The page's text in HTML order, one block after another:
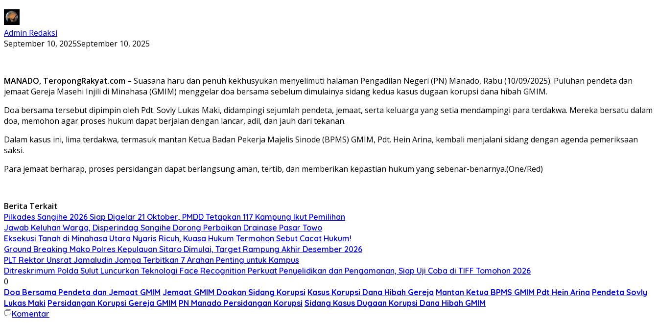
Admin Redaksi
September 10, 2025September 10, 2025
MANADO, TeropongRakyat.com – Suasana haru dan penuh kekhusyukan menyelimuti halaman Pengadilan Negeri (PN) Manado, Rabu (10/09/2025). Puluhan pendeta dan
jemaat Gereja Masehi Injili di Minahasa (GMIM) menggelar doa bersama sebelum dimulainya sidang kedua kasus dugaan korupsi dana hibah GMIM.
Doa bersama tersebut dipimpin oleh Pdt. Sovly Lukas Maki, didampingi sejumlah pendeta, jemaat, serta keluarga yang setia mendampingi para terdakwa. Mereka bersatu dalam
doa, memohon agar proses hukum dapat berjalan dengan lancar, adil, dan jauh dari tekanan.
Dalam kasus ini, lima terdakwa, termasuk mantan Ketua Badan Pekerja Majelis Sinode (BPMS) GMIM, Pdt. Hein Arina, kembali menjalani sidang dengan agenda pemeriksaan
saksi.
Para jemaat berharap, proses persidangan dapat berlangsung aman, tertib, dan memberikan kepastian hukum yang sebenar-benarnya.(One/Red)
Berita Terkait
Pilkades Sangihe 2026 Siap Digelar 21 Oktober, PMDD Tetapkan 117 Kampung Ikut Pemilihan
Jawab Keluhan Warga, Disperindag Sangihe Dorong Perbaikan Drainase Pasar Towo
Eksekusi Tanah di Minahasa Utara Nyaris Ricuh, Kuasa Hukum Termohon Sebut Cacat Hukum!
Ground Breaking Mako Polres Kepulauan Sitaro Dimulai, Target Rampung Akhir Desember 2026
​PLT Rektor Unsrat Jamaludin Jompa Terbitkan 7 Arahan Penting untuk Kampus
Ditreskrimum Polda Sulut Luncurkan Teknologi Face Recognition Perkuat Penyelidikan dan Pengamanan, Siap Uji Coba di TIFF Tomohon 2026
0
Doa Bersama Pendeta dan Jemaat GMIM Jemaat GMIM Doakan Sidang Korupsi Kasus Korupsi Dana Hibah Gereja Mantan Ketua BPMS GMIM Pdt Hein Arina Pendeta Sovly
Lukas Maki Persidangan Korupsi Gereja GMIM PN Manado Persidangan Korupsi Sidang Kasus Dugaan Korupsi Dana Hibah GMIM
Komentar